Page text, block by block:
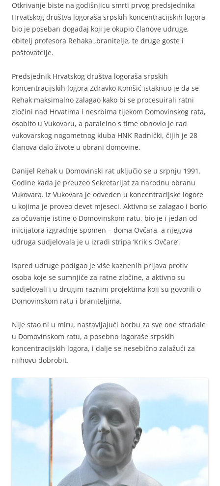
Otkrivanje biste na godišnjicu smrti prvog predsjednika
Hrvatskog društva logoraša srpskih koncentracijskih logora
bio je poseban događaj koji je okupio članove udruge,
obitelj profesora Rehaka ,branitelje, te druge goste i
poštovatelje.
Predsjednik Hrvatskog društva logoraša srpskih
koncentracijskih logora Zdravko Komšić istaknuo je da se
Rehak maksimalno zalagao kako bi se procesuirali ratni
zločini nad Hrvatima i nesrbima tijekom Domovinskog rata,
osobito u Vukovaru, a paralelno s time obnovio je rad
vukovarskog nogometnog kluba HNK Radnički, čijih je 28
članova dalo živote u obrani domovine.
Danijel Rehak u Domovinski rat uključio se u srpnju 1991.
Godine kada je preuzeo Sekretarijat za narodnu obranu
Vukovara. Iz Vukovara je odveden u koncentracijske logore
u kojima je proveo devet mjeseci. Aktivno se zalagao i borio
za očuvanje istine o Domovinskom ratu, bio je i jedan od
inicijatora izgradnje spomen – doma Ovčara, a njegova
udruga sudjelovala je u izradi stripa ‘Krik s Ovčare’.
Ispred udruge podigao je više kaznenih prijava protiv
osoba koje se sumnjiče za ratne zločine, a aktivno su
sudjelovali i u drugim raznim projektima koji su govorili o
Domovinskom ratu i braniteljima.
Nije stao ni u miru, nastavljajući borbu za sve one stradale
u Domovinskom ratu, a posebno logoraše srpskih
koncentracijskih logora, i dalje se nesebično zalažući za
njihovu dobrobit.